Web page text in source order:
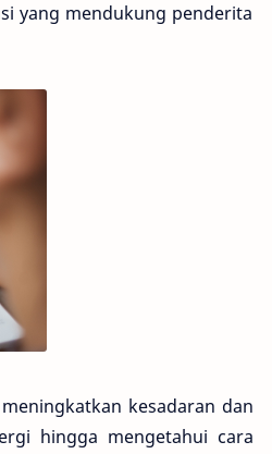
yang mendukung penderita
kesadaran dan
hingga mengetahui cara